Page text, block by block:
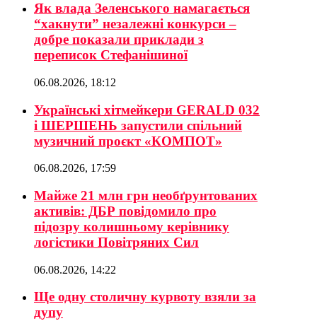
Як влада Зеленського намагається
“хакнути” незалежні конкурси –
добре показали приклади з
переписок Стефанішиної
06.08.2026, 18:12
Українські хітмейкери GERALD 032
і ШЕРШЕНЬ запустили спільний
музичний проєкт «КОМПОТ»
06.08.2026, 17:59
Майже 21 млн грн необґрунтованих
активів: ДБР повідомило про
підозру колишньому керівнику
логістики Повітряних Сил
06.08.2026, 14:22
Ще одну столичну курвоту взяли за
дупу